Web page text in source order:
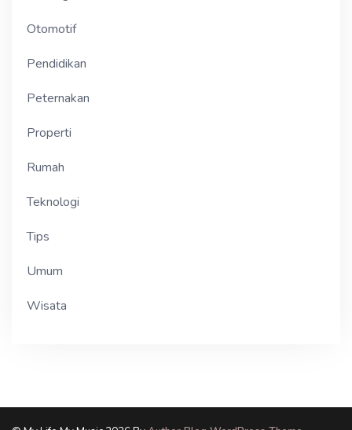
Otomotif
Pendidikan
Peternakan
Properti
Rumah
Teknologi
Tips
Umum
Wisata